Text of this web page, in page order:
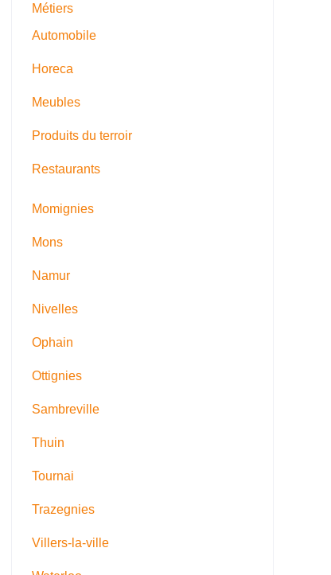
Métiers
Automobile
Horeca
Meubles
Produits du terroir
Restaurants
Momignies
Mons
Namur
Nivelles
Ophain
Ottignies
Sambreville
Thuin
Tournai
Trazegnies
Villers-la-ville